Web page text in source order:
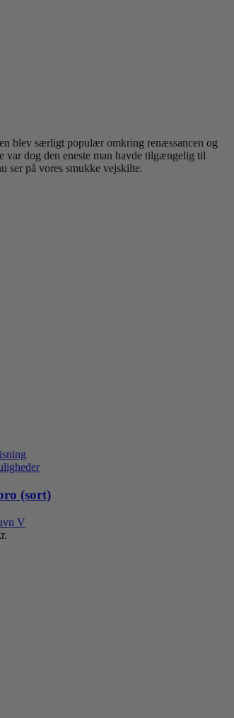
blev særligt populær omkring renæssancen og
var dog den eneste man havde tilgængelig til
ser på vores smukke vejskilte.
Dette
har
flere
(sort)
V